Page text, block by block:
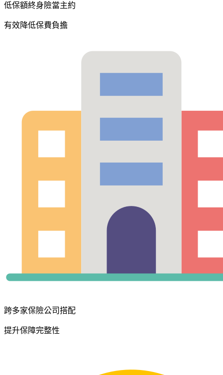
低保額終身險當主約
有效降低保費負擔
跨多家保險公司搭配
提升保障完整性